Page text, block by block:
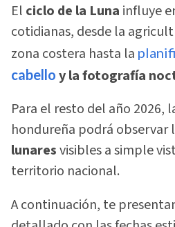
El ciclo de la Luna influye
cotidianas, desde la
zona costera hasta la
cabello y la fotografía
Para el resto del año 2026,
hondureña podrá observar
lunaresvisibles a simple
territorio nacional.
A continuación, te